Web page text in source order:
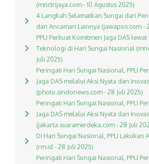
(mnctrijaya.com - 10 Agustus 2025)
4 Langkah Selamatkan Sungai dari
dan Ancaman Lainnya (jawapos.com -
PPLI Perkuat Komitmen Jaga DAS lewat
Teknologi di Hari Sungai Nasional
Juli 2025)
Peringati Hari Sungai Nasional, PPLI
Jaga DAS melalui Aksi Nyata dan
(photo.sindonews.com - 28 Juli 2025)
Peringati Hari Sungai Nasional, PPLI
Jaga DAS melalui Aksi Nyata dan
(jakarta.suaramerdeka.com - 28 Juli
Di Hari Sungai Nasional, PPLI Lakukan
(rm.id - 28 Juli 2025)
Peringati Hari Sungai Nasional, PPLI